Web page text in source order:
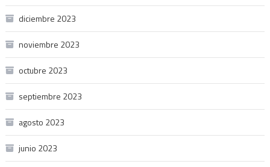
diciembre 2023
noviembre 2023
octubre 2023
septiembre 2023
agosto 2023
junio 2023